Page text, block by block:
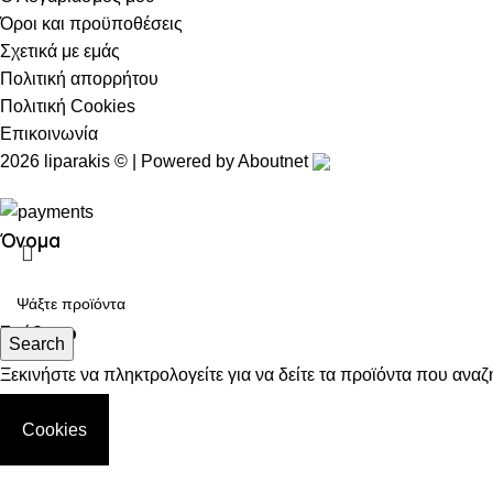
Cookies
Όροι και προϋποθέσεις
Σχετικά με εμάς
Πολιτική απορρήτου
Πολιτική Cookies
Επικοινωνία
2026 liparakis © | Powered byAboutnet
Search
Ξεκινήστε να πληκτρολογείτε για να δείτε τα προϊόντα που
Όνομα
Επίθετο
Email